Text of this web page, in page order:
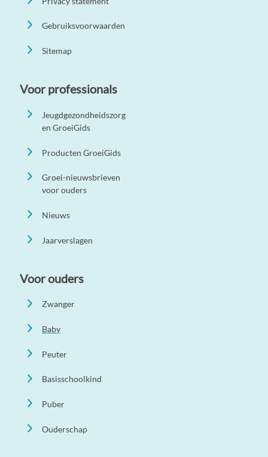
Gebruiksvoorwaarden
Sitemap
Voor professionals
Jeugdgezondheidszorg
en GroeiGids
Producten GroeiGids
Groei-nieuwsbrieven
voor ouders
Nieuws
Jaarverslagen
Voor ouders
Zwanger
Baby
Peuter
Basisschoolkind
Puber
Ouderschap